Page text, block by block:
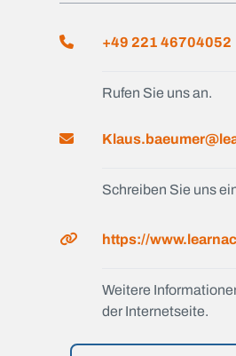
+49 221 46704052
Rufen Sie uns an.
Schreiben Sie uns
https://
Weitere
der Internetseite.